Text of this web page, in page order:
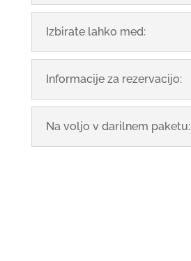
Izbirate lahko med:
Informacije za rezervacijo:
Na voljo v darilnem paketu: